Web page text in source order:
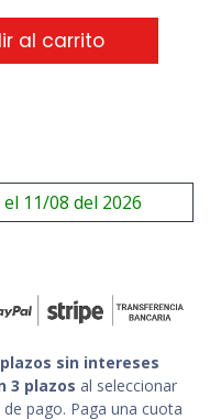
al carrito
11/08 del 2026
sin intereses
3 plazos al seleccionar
pago. Paga una cuota